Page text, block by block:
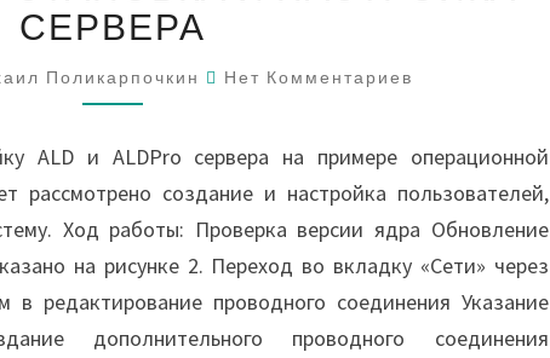
УСТАНОВКА
И
НАСТРОЙКА
СЕРВЕРА
СЕРВЕРА
Поликарпочкин Комментарии
Нет Комментариев
ALD и ALDPro сервера на примере операционной
рассмотрено создание и настройка пользователей,
Ход работы: Проверка версии ядра Обновление
на рисунке 2. Переход во вкладку «Сети» через
в редактирование проводного соединения Указание
дополнительного проводного соединения